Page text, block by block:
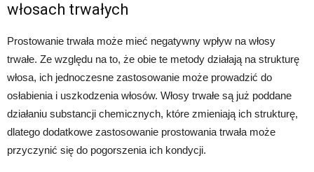
włosach trwałych
Prostowanie trwała może mieć negatywny wpływ na włosy
trwałe. Ze względu na to, że obie te metody działają na strukturę
włosa, ich jednoczesne zastosowanie może prowadzić do
osłabienia i uszkodzenia włosów. Włosy trwałe są już poddane
działaniu substancji chemicznych, które zmieniają ich strukturę,
dlatego dodatkowe zastosowanie prostowania trwała może
przyczynić się do pogorszenia ich kondycji.